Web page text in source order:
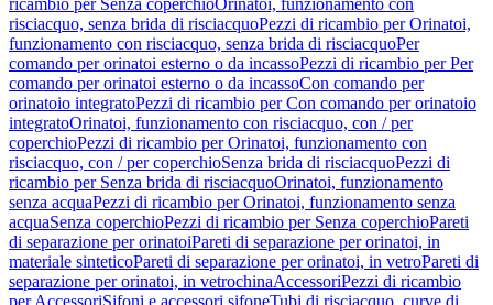
ricambio per Senza coperchioOrinatoi, funzionamento con
risciacquo, senza brida di risciacquoPezzi di ricambio per Orinatoi,
funzionamento con risciacquo, senza brida di risciacquoPer
comando per orinatoi esterno o da incassoPezzi di ricambio per Per
comando per orinatoi esterno o da incassoCon comando per
orinatoio integratoPezzi di ricambio per Con comando per orinatoio
integratoOrinatoi, funzionamento con risciacquo, con / per
coperchioPezzi di ricambio per Orinatoi, funzionamento con
risciacquo, con / per coperchioSenza brida di risciacquoPezzi di
ricambio per Senza brida di risciacquoOrinatoi, funzionamento
senza acquaPezzi di ricambio per Orinatoi, funzionamento senza
acquaSenza coperchioPezzi di ricambio per Senza coperchioPareti
di separazione per orinatoiPareti di separazione per orinatoi, in
materiale sinteticoPareti di separazione per orinatoi, in vetroPareti di
separazione per orinatoi, in vetrochinaAccessoriPezzi di ricambio
per AccessoriSifoni e accessori sifoneTubi di risciacquo, curve di